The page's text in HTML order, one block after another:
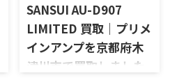
SANSUI AU-D907
LIMITED 買取｜プリメ
インアンプを京都府木
津川市で買取しました